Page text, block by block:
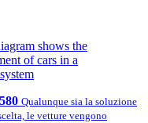
Qualunque sia la soluzione
le vetture vengono